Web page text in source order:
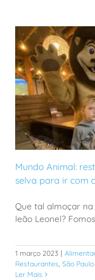
Mundo Animal:
ir
Mundo Animal:
selva para ir com
Que tal almoçar
leão Leonel?
1 março 2023
Restaurantes, São Paulo
Ler Mais